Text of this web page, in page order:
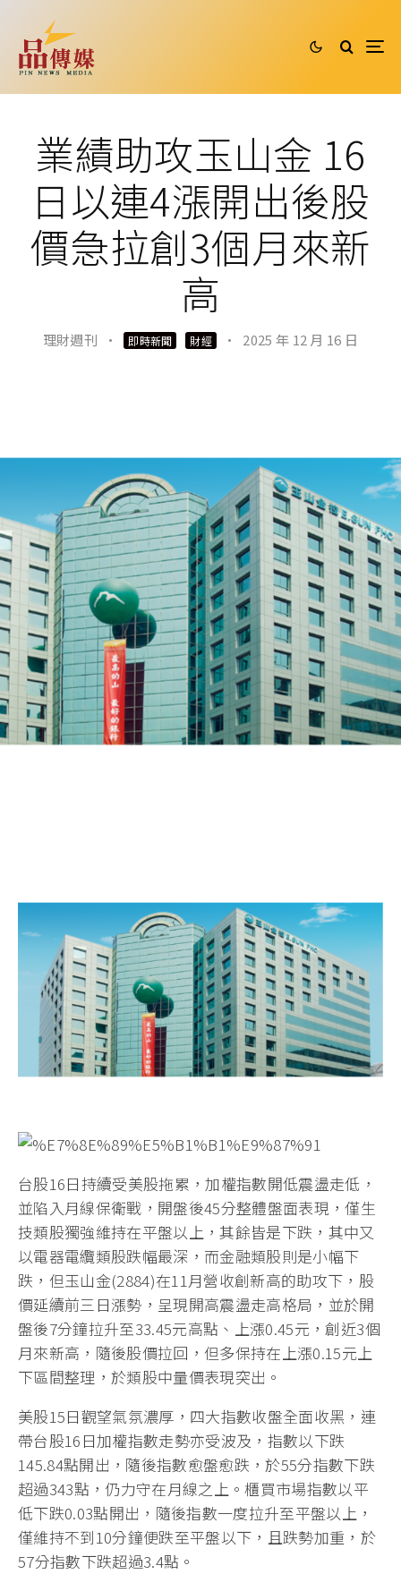
業績助攻玉山金 16
日以連4漲開出後股
價急拉創3個月來新
高
理財週刊 · 即時新聞 財經 · 2025 年 12 月 16 日
台股16日持續受美股拖累，加權指數開低震盪走低，
並陷入月線保衛戰，開盤後45分整體盤面表現，僅生
技類股獨強維持在平盤以上，其餘皆是下跌，其中又
以電器電纜類股跌幅最深，而金融類股則是小幅下
跌，但玉山金(2884)在11月營收創新高的助攻下，股
價延續前三日漲勢，呈現開高震盪走高格局，並於開
盤後7分鐘拉升至33.45元高點、上漲0.45元，創近3個
月來新高，隨後股價拉回，但多保持在上漲0.15元上
下區間整理，於類股中量價表現突出。
美股15日觀望氣氛濃厚，四大指數收盤全面收黑，連
帶台股16日加權指數走勢亦受波及，指數以下跌
145.84點開出，隨後指數愈盤愈跌，於55分指數下跌
超過343點，仍力守在月線之上。櫃買市場指數以平
低下跌0.03點開出，隨後指數一度拉升至平盤以上，
僅維持不到10分鐘便跌至平盤以下，且跌勢加重，於
57分指數下跌超過3.4點。